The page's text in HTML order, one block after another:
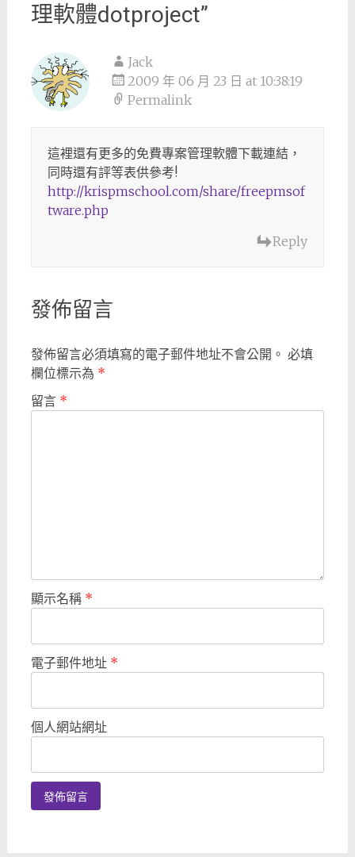
理軟體dotproject”
Jack
2009 年 06 月 23 日 at 10:38:19
Permalink
這裡還有更多的免費專案管理軟體下載連結，
同時還有評等表供參考!
http://krispmschool.com/share/freepmsof
tware.php
Reply
發佈留言
發佈留言必須填寫的電子郵件地址不會公開。 必填
欄位標示為 *
留言 *
顯示名稱 *
電子郵件地址 *
個人網站網址